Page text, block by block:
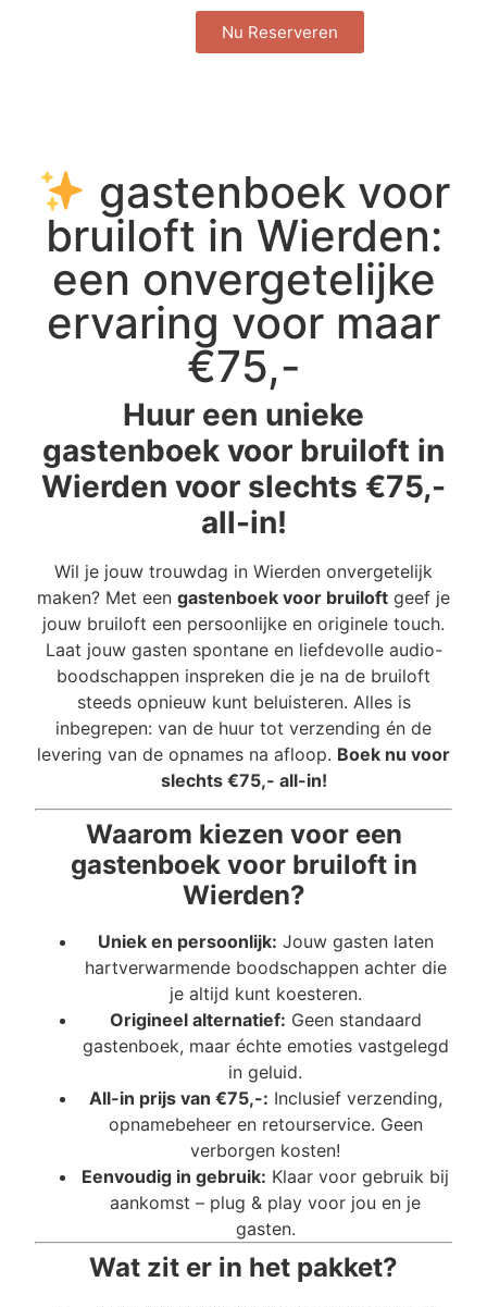
Nu Reserveren
gastenboek voor
bruiloft in Wierden:
een onvergetelijke
ervaring voor maar
€75,-
Huur een unieke
gastenboek voor bruiloft in
Wierden voor slechts €75,-
all-in!
Wil je jouw trouwdag in Wierden onvergetelijk
maken? Met een gastenboek voor bruiloft geef je
jouw bruiloft een persoonlijke en originele touch.
Laat jouw gasten spontane en liefdevolle audio-
boodschappen inspreken die je na de bruiloft
steeds opnieuw kunt beluisteren. Alles is
inbegrepen: van de huur tot verzending én de
levering van de opnames na afloop. Boek nu voor
slechts €75,- all-in!
Waarom kiezen voor een
gastenboek voor bruiloft in
Wierden?
Uniek en persoonlijk: Jouw gasten laten
hartverwarmende boodschappen achter die
je altijd kunt koesteren.
Origineel alternatief: Geen standaard
gastenboek, maar échte emoties vastgelegd
in geluid.
All-in prijs van €75,-: Inclusief verzending,
opnamebeheer en retourservice. Geen
verborgen kosten!
Eenvoudig in gebruik: Klaar voor gebruik bij
aankomst – plug & play voor jou en je
gasten.
Wat zit er in het pakket?